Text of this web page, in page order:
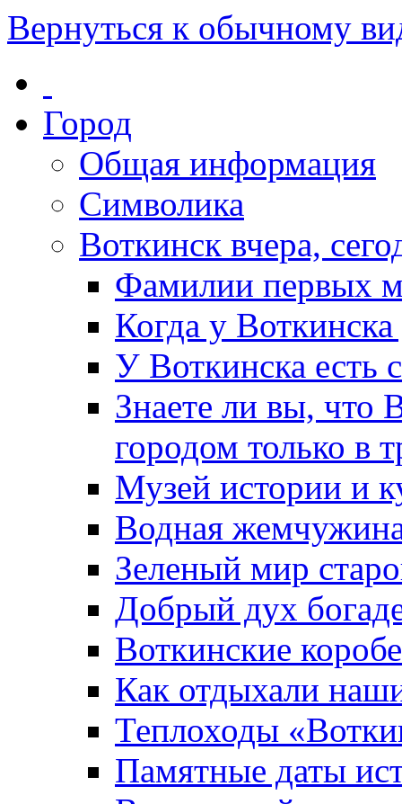
Вернуться к обычному
Город
Общая информация
Символика
Воткинск вчера,
Фамилии первых
Когда у
У Воткинска есть
Знаете ли вы, что
городом только в
Музей истории и
Водная
Зеленый мир
Добрый дух
Воткинские
Как отдыхали
Теплоходы
Памятные даты